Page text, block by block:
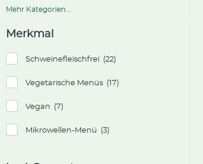
Mehr Kategorien...
Merkmal
Schweinefleischfrei (22)
Vegetarische Menüs (17)
Vegan (7)
Mikrowellen-Menü (3)